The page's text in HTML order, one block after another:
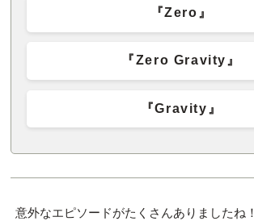
『Zero』
『Zero Gravity』
『Gravity』
意外なエピソードがたくさんありましたね！